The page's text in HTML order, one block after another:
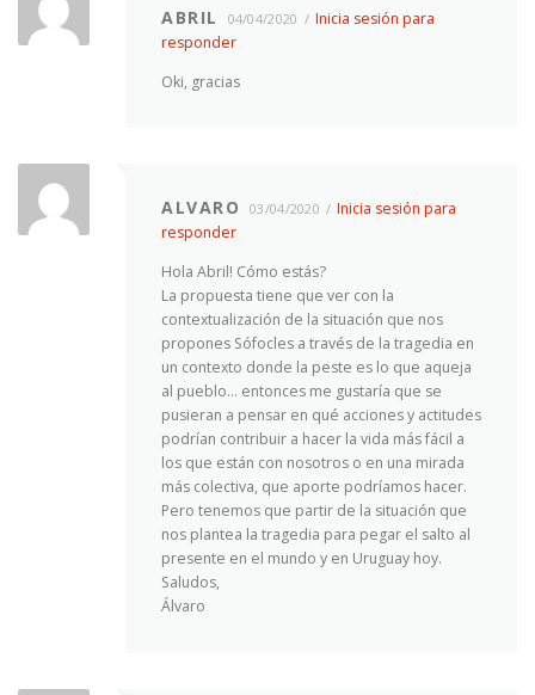
ABRIL 04/04/2020
Inicia sesión para
responder
Oki, gracias
ALVARO 03/04/2020
Inicia sesión para
responder
Hola Abril! Cómo estás?
La propuesta tiene que ver con la
contextualización de la situación que nos
propones Sófocles a través de la tragedia en
un contexto donde la peste es lo que aqueja
al pueblo… entonces me gustaría que se
pusieran a pensar en qué acciones y actitudes
podrían contribuir a hacer la vida más fácil a
los que están con nosotros o en una mirada
más colectiva, que aporte podríamos hacer.
Pero tenemos que partir de la situación que
nos plantea la tragedia para pegar el salto al
presente en el mundo y en Uruguay hoy.
Saludos,
Álvaro